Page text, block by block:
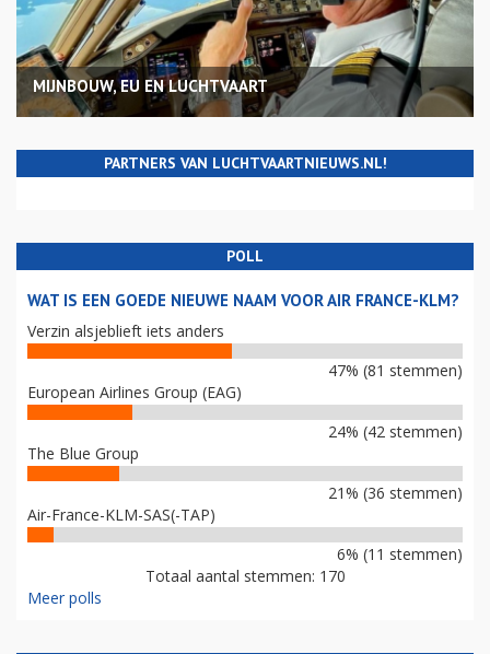
MIJNBOUW, EU EN LUCHTVAART
PARTNERS VAN LUCHTVAARTNIEUWS.NL!
POLL
WAT IS EEN GOEDE NIEUWE NAAM VOOR AIR FRANCE-KLM?
Verzin alsjeblieft iets anders
47% (81 stemmen)
European Airlines Group (EAG)
24% (42 stemmen)
The Blue Group
21% (36 stemmen)
Air-France-KLM-SAS(-TAP)
6% (11 stemmen)
Totaal aantal stemmen: 170
Meer polls